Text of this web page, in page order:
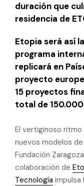
duración que
residencia de
Etopia será así
programa
replicará en
proyecto
15 proyectos
total de 150.000
El vertiginoso
nuevos modelos
Fundación
colaboración de
Tecnología impulsa